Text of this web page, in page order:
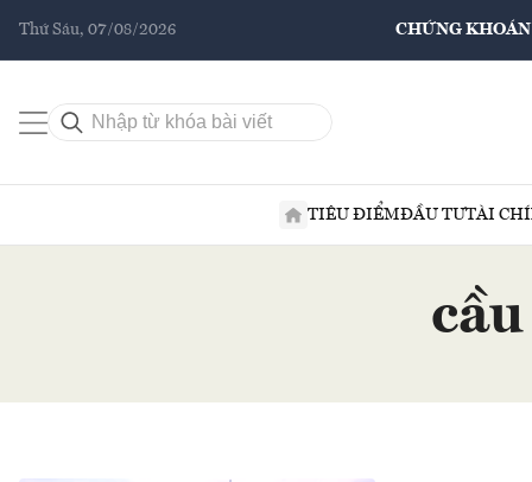
Thứ Sáu, 07/08/2026 CHỨNG KHOÁN
TIÊU ĐIỂMĐẦU TƯTÀI